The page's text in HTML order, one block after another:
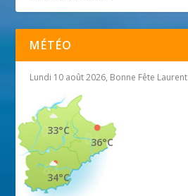
MÉTÉO
Lundi 10 août 2026, Bonne Fête Laurent
36°C
33°C
34°C